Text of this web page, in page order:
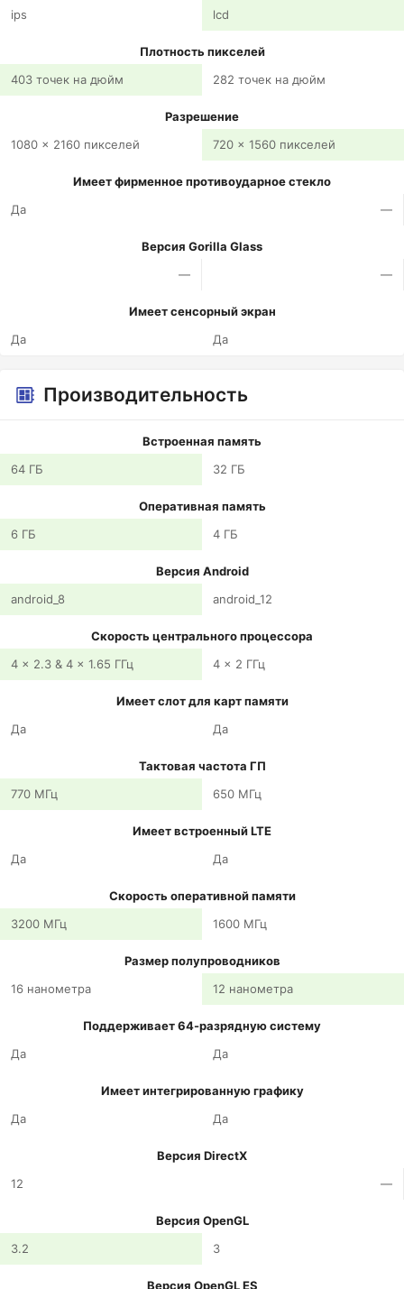
ips lcd
Плотность пикселей
403 точек на дюйм
282 точек на дюйм
Разрешение
1080 x 2160 пикселей
720 x 1560 пикселей
Имеет фирменное противоударное стекло
Да
—
Версия Gorilla Glass
—
—
Имеет сенсорный экран
Да
Да
Производительность
Встроенная память
64 ГБ
32 ГБ
Оперативная память
6 ГБ
4 ГБ
Версия Android
android_8
android_12
Скорость центрального процессора
4 x 2.3 & 4 x 1.65 ГГц
4 x 2 ГГц
Имеет слот для карт памяти
Да
Да
Тактовая частота ГП
770 МГц
650 МГц
Имеет встроенный LTE
Да
Да
Скорость оперативной памяти
3200 МГц
1600 МГц
Размер полупроводников
16 нанометра
12 нанометра
Поддерживает 64-разрядную систему
Да
Да
Имеет интегрированную графику
Да
Да
Версия DirectX
12
—
Версия OpenGL
3.2
3
Версия OpenGL ES